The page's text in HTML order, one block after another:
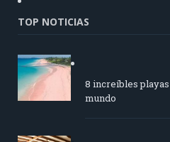
TOP NOTICIAS
8 increíbles playas
mundo